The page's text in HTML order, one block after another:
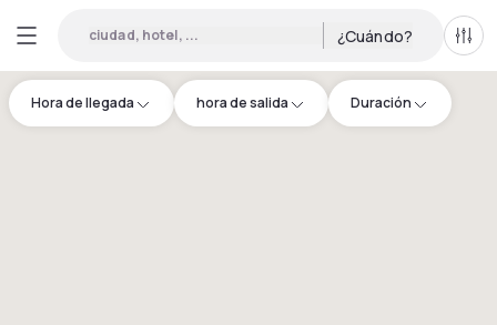
ciudad, hotel, ... ¿Cuándo?
Hora de llegada hora de salida Duración